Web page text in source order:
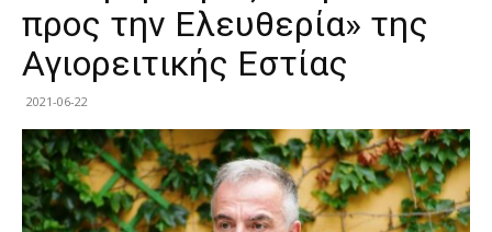
προς την Ελευθερία» της
Αγιορειτικής Εστίας
2021-06-22